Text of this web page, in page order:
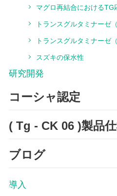
マグロ再結合におけるTG
トランスグルタミナーゼ
トランスグルタミナーゼ
スズキの保水性
研究開発
コーシャ認定
( Tg - CK 06 )製品
ブログ
導入